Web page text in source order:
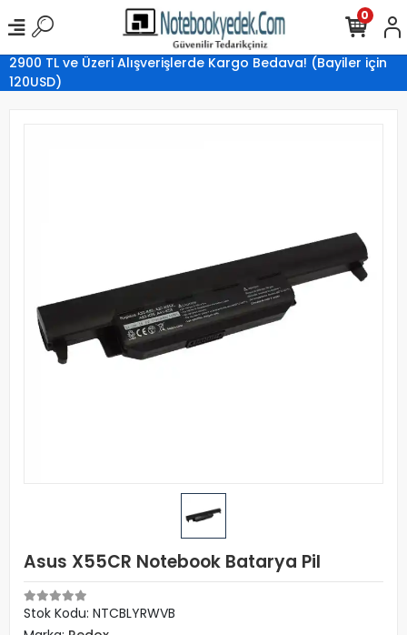
2900 TL ve Üzeri Alışverişlerde Kargo Bedava! (Bayiler için
120USD)
0
Asus X55CR Notebook Batarya Pil
Stok Kodu: NTCBLYRWVB